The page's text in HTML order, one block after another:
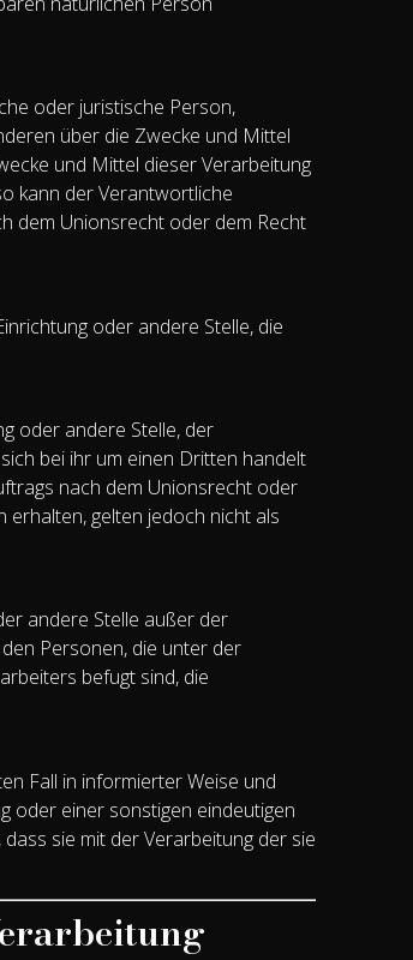
oder juristische Person,
über die Zwecke und Mittel
und Mittel dieser Verarbeitung
kann der Verantwortliche
dem Unionsrecht oder dem Recht
oder andere Stelle, die
oder andere Stelle, der
bei ihr um einen Dritten handelt
nach dem Unionsrecht oder
gelten jedoch nicht als
andere Stelle außer der
Personen, die unter der
befugt sind, die
Fall in informierter Weise und
oder einer sonstigen eindeutigen
sie mit der Verarbeitung der sie